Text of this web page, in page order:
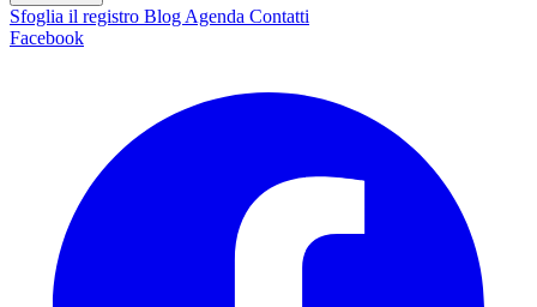
Sfoglia il registro Blog Agenda Contatti
Facebook